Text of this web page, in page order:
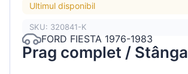
Ultimul disponibil
SKU: 320841-K
FORD FIESTA 1976-1983
Prag complet / Stânga